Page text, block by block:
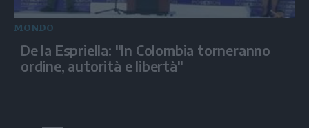
MONDO
De la Espriella: "In Colombia torneranno
ordine, autorità e libertà"